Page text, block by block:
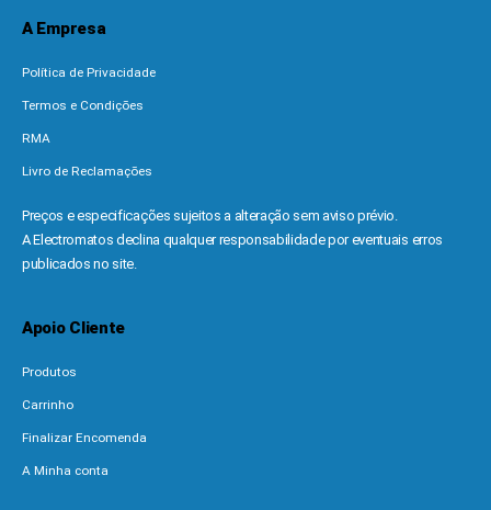
A Empresa
Política de Privacidade
Termos e Condições
RMA
Livro de Reclamações
Preços e especificações sujeitos a alteração sem aviso prévio.
A Electromatos declina qualquer responsabilidade por eventuais erros
publicados no site.
Apoio Cliente
Produtos
Carrinho
Finalizar Encomenda
A Minha conta